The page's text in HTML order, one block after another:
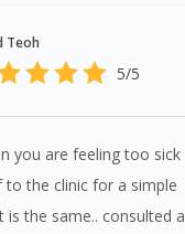
Teoh
5/5
you are feeling too sick
the clinic for a simple
is the same.. consulted a